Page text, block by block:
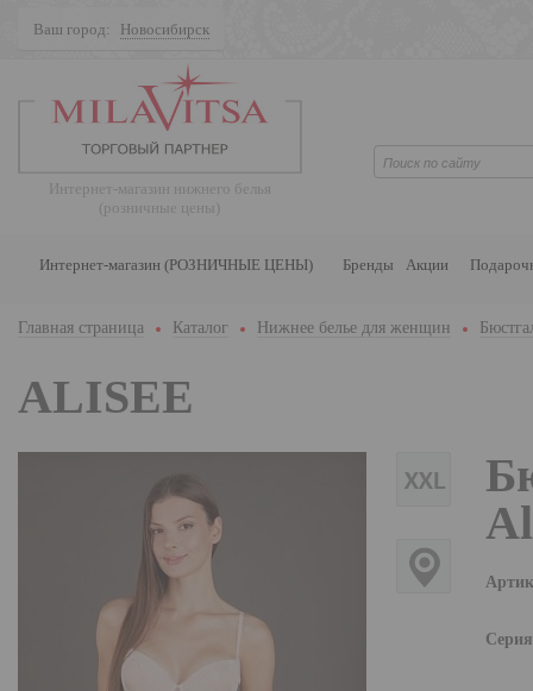
Ваш город: Новосибирск
Интернет-магазин нижнего белья
(розничные цены)
Интернет-магазин (РОЗНИЧНЫЕ ЦЕНЫ) Бренды Акции
Главная страница Каталог Нижнее белье для женщин
ALISEE